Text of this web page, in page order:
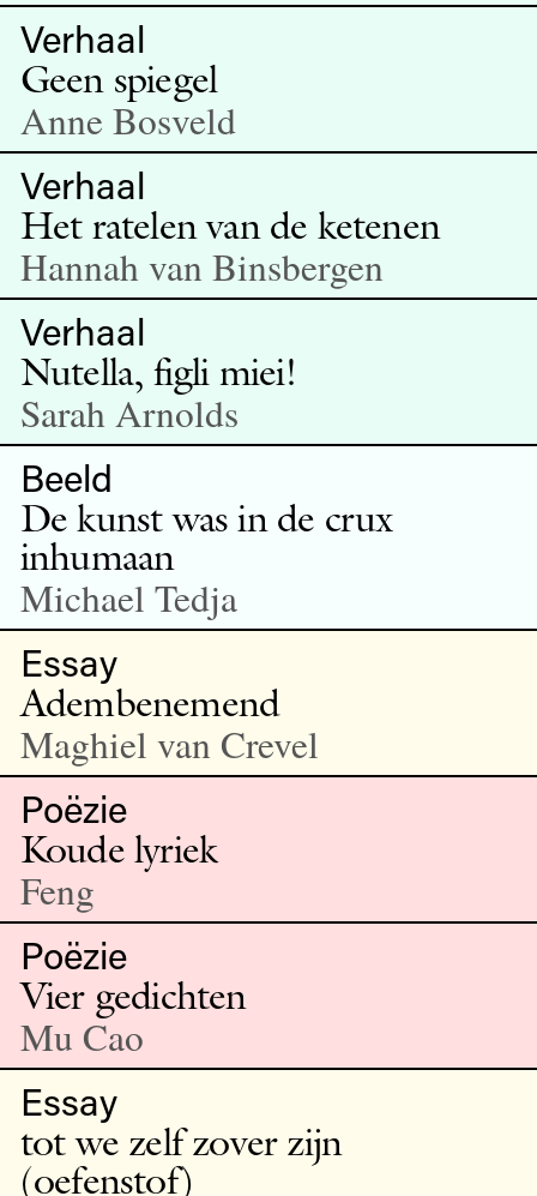
Verhaal
Geen spiegel
Anne Bosveld
Verhaal
Het ratelen van de ketenen
Hannah van Binsbergen
Verhaal
Nutella, figli miei!
Sarah Arnolds
Beeld
De kunst was in de crux
inhumaan
Michael Tedja
Essay
Adembenemend
Maghiel van Crevel
Poëzie
Koude lyriek
Feng
Poëzie
Vier gedichten
Mu Cao
Essay
tot we zelf zover zijn
(oefenstof)